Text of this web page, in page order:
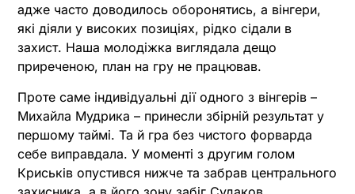
адже часто доводилось оборонятись, а вінгери,
які діяли у високих позиціях, рідко сідали в
захист. Наша молодіжка виглядала дещо
приреченою, план на гру не працював.
Проте саме індивідуальні дії одного з вінгерів –
Михайла Мудрика – принесли збірній результат у
першому таймі. Та й гра без чистого форварда
себе виправдала. У моменті з другим голом
Криськів опустився нижче та забрав центрального